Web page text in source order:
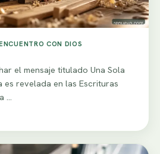
CON DIOS
el mensaje titulado Una Sola
es revelada en las Escrituras